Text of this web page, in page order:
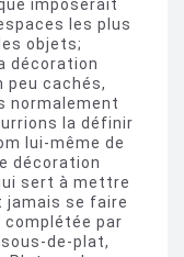
imposerait
les plus
objets;
décoration
peu cachés,
normalement
la définir
lui-même de
décoration
sert à mettre
jamais se faire
complétée par
de-plat,